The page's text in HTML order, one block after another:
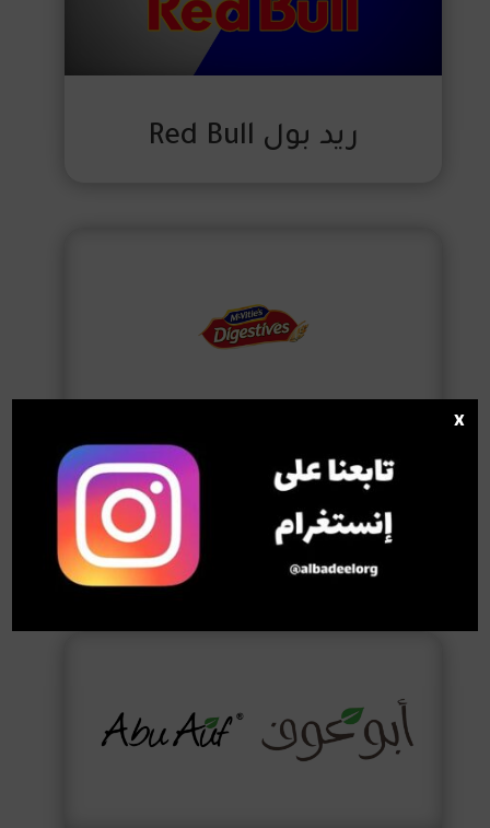
ريد بول Red Bull
بسكويت دايجستف
Digestive biscuit
x